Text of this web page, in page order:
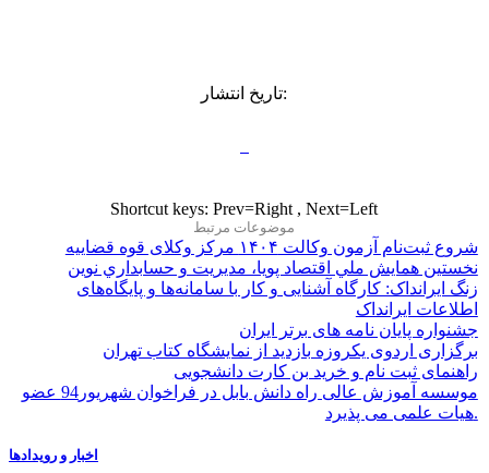
تاریخ انتشار:
Shortcut keys: Prev=Right , Next=Left
موضوعات مرتبط
شروع ثبت‌نام آزمون وکالت ۱۴۰۴ مرکز وکلای قوه قضاییه
نخستين همايش ملي اقتصاد پويا، مديريت و حسابداري نوين
زنگ ایرانداک: کارگاه آشنایی و کار با سامانه‌ها و پایگاه‌های
اطلاعات ایرانداک
جشنواره پایان نامه های برتر ایران
برگزاری اردوی یکروزه بازدید از نمایشگاه کتاب تهران
راهنمای ثبت نام و خرید بن کارت دانشجویی
موسسه آموزش عالی راه دانش بابل در فراخوان شهریور94 عضو
هیات علمی می پذیرد.
اخبار و رویدادها